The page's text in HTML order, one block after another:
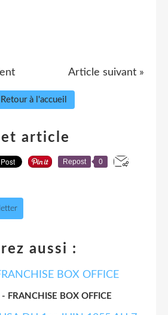
Article suivant »
Retour à l'accueil
article
Repost 0
aussi :
FRANCHISE BOX OFFICE